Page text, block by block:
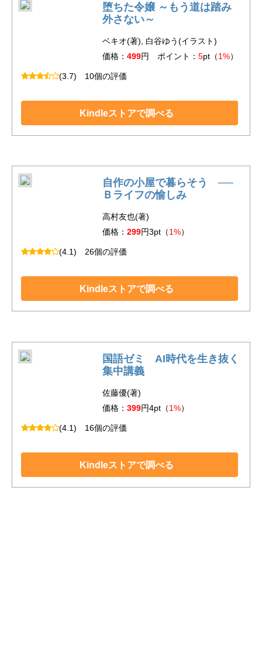
堕ちた令嬢 ～もう道は踏み
外さない～
ベキオ(著), 白谷ゆう(イラスト)
価格： 499円 ポイント： 5pt（1%）
(3.7) 10個の評価
Kindleストアで調べる
自作の小屋で暮らそう ──
Ｂライフの愉しみ
高村友也(著)
価格： 299円3pt（1%）
(4.1) 26個の評価
Kindleストアで調べる
国語ゼミ AI時代を生き抜く
集中講義
佐藤優(著)
価格： 399円4pt（1%）
(4.1) 16個の評価
Kindleストアで調べる